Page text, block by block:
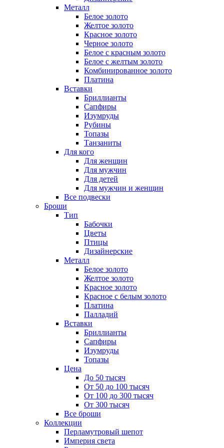
Металл
Белое золото
Желтое золото
Красное золото
Черное золото
Белое с красным золото
Белое с желтым золото
Комбинированное золото
Платина
Вставки
Бриллианты
Сапфиры
Изумруды
Рубины
Топазы
Танзаниты
Для кого
Для женщин
Для мужчин
Для детей
Для мужчин и женщин
Все подвески
Броши
Тип
Бабочки
Цветы
Птицы
Дизайнерские
Металл
Белое золото
Желтое золото
Красное золото
Красное с белым золото
Платина
Палладий
Вставки
Бриллианты
Сапфиры
Изумруды
Топазы
Цена
До 50 тысяч
От 50 до 100 тысяч
От 100 до 300 тысяч
От 300 тысяч
Все броши
Коллекции
Перламутровый шепот
Империя света